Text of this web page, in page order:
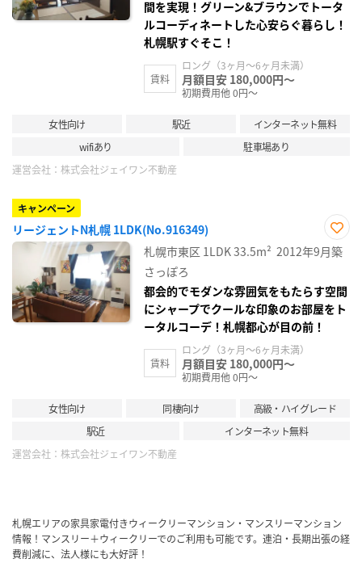
間を実現！グリーン&ブラウンでトータ
ルコーディネートした心安らぐ暮らし！
札幌駅すぐそこ！
賃料
ロング（3ヶ月～6ヶ月未満）
月額目安 180,000円～
初期費用他 0円～
女性向け 駅近
インターネット無料
wifiあり
駐車場あり
運営会社： 株式会社ジェイワン不動産
キャンペーン
リージェントN札幌 1LDK(No.916349)
お気
に入
札幌市東区 1LDK33.5m² 2012年9月築
さっぽろ
都会的でモダンな雰囲気をもたらす空間
にシャープでクールな印象のお部屋をト
ータルコーデ！札幌都心が目の前！
賃料
ロング（3ヶ月～6ヶ月未満）
月額目安 180,000円～
初期費用他 0円～
女性向け 同棲向け
高級・ハイグレード
駅近
インターネット無料
運営会社： 株式会社ジェイワン不動産
札幌エリアの家具家電付きウィークリーマンション・マンスリーマンション
情報！マンスリー＋ウィークリーでのご利用も可能です。連泊・長期出張の経
費削減に、法人様にも大好評！